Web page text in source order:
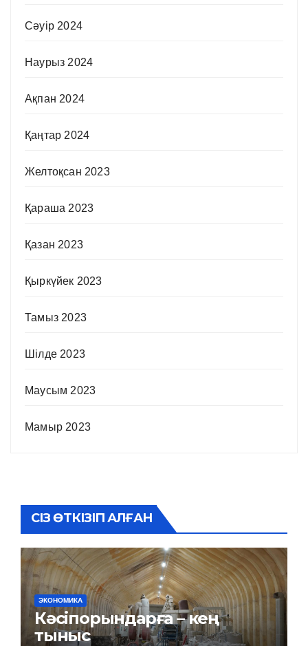
Сәуір 2024
Наурыз 2024
Ақпан 2024
Қаңтар 2024
Желтоқсан 2023
Қараша 2023
Қазан 2023
Қыркүйек 2023
Тамыз 2023
Шілде 2023
Маусым 2023
Мамыр 2023
СІЗ ӨТКІЗІП АЛҒАН
ЭКОНОМИКА
Кәсіпорындарға – кең
тыныс